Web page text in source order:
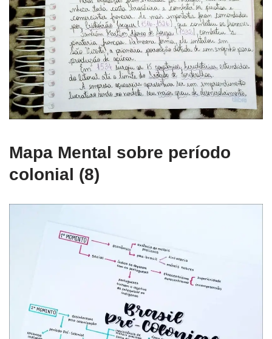
Mapa Mental sobre período
colonial (8)